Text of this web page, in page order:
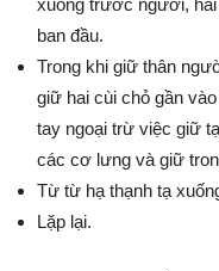
xuống trước người,
ban đầu.
Trong khi giữ thân
giữ hai cùi chỏ gần
tay ngoại trừ việc giữ
các cơ lưng và giữ
Từ từ hạ thạnh tạ
Lặp lại.